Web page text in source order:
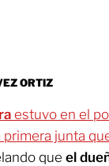
ORTIZ
estuvo en el
primera junta
que el